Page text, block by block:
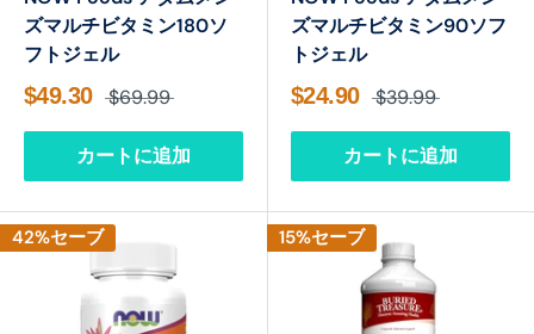
ズマルチビタミン180ソ
フトジェル
$49.30 $69.99
カートに追加
ズマルチビタミン90ソフ
トジェル
$24.90 $39.99
カートに追加
42%セーブ 15%セーブ